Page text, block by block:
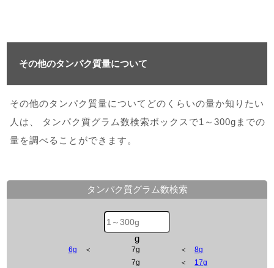
その他のタンパク質量について
その他のタンパク質量についてどのくらいの量か知りたい
人は、 タンパク質グラム数検索ボックスで1～300gまでの
量を調べることができます。
タンパク質グラム数検索
g
6g ＜ 7g ＜8g
7g
＜ 17g